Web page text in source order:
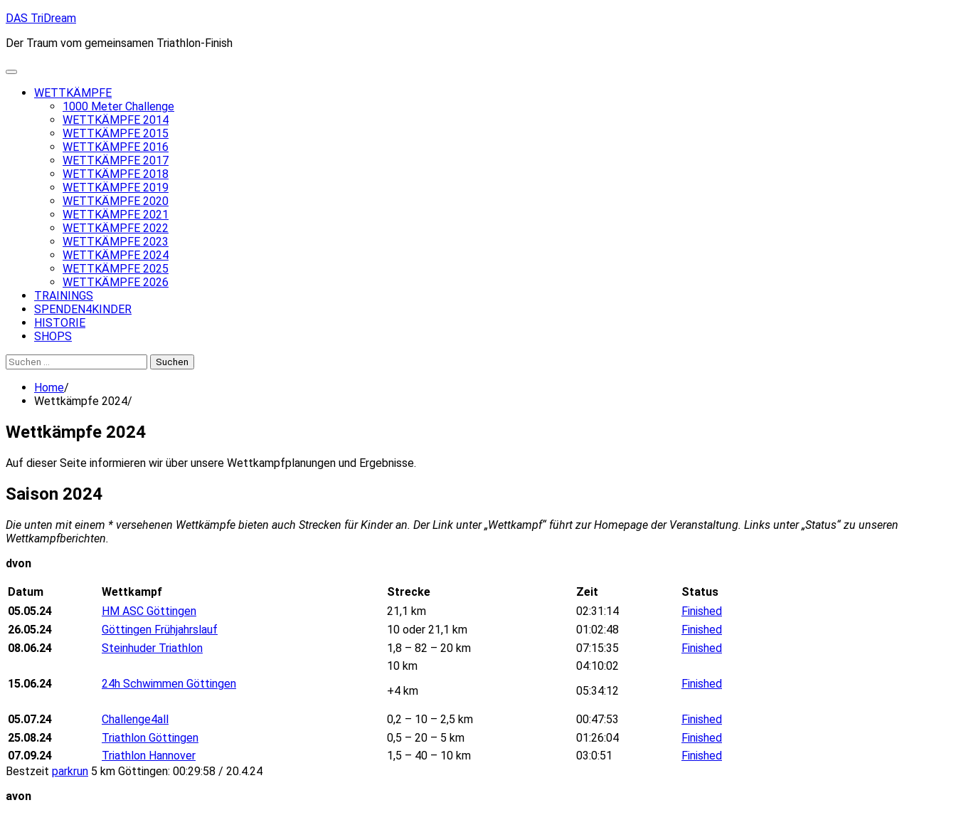
Skip
content
DAS TriDream
Der Traum vom gemeinsamen Triathlon-Finish
WETTKÄMPFE
1000 Meter Challenge
WETTKÄMPFE 2014
WETTKÄMPFE 2015
WETTKÄMPFE 2016
WETTKÄMPFE 2017
WETTKÄMPFE 2018
WETTKÄMPFE 2019
WETTKÄMPFE 2020
WETTKÄMPFE 2021
WETTKÄMPFE 2022
WETTKÄMPFE 2023
WETTKÄMPFE 2024
WETTKÄMPFE 2025
WETTKÄMPFE 2026
TRAININGS
SPENDEN4KINDER
HISTORIE
SHOPS
Suchen
nach:
Home
Wettkämpfe 2024
Wettkämpfe 2024
Auf dieser Seite informieren wir über unsere Wettkampfplanungen und Ergebnisse.
Saison 2024
Die unten mit einem * versehenen Wettkämpfe bieten auch Strecken für Kinder an. Der Link unter „Wettkampf“ führt zur Homepage der Veranstaltung. Links unter „Status“ zu unseren
Wettkampfberichten.
dvon
Datum Wettkampf Strecke Zeit
Status
05.05.24
HM ASC Göttingen 21,1 km 02:31:14
Finished
26.05.24
Göttingen Frühjahrslauf 10 oder 21,1 km 01:02:48
Finished
08.06.24
Steinhuder Triathlon 1,8 – 82 – 20 km 07:15:35 Finished
15.06.24 24h Schwimmen Göttingen
10 km
+4 km
04:10:02
05:34:12
Finished
05.07.24 Challenge4all 0,2 – 10 – 2,5 km 00:47:53
Finished
25.08.24
Triathlon Göttingen 0,5 – 20 – 5 km 01:26:04
Finished
07.09.24
Triathlon Hannover 1,5 – 40 – 10 km 03:0:51
Finished
Bestzeit parkrun 5 km Göttingen: 00:29:58 / 20.4.24
avon